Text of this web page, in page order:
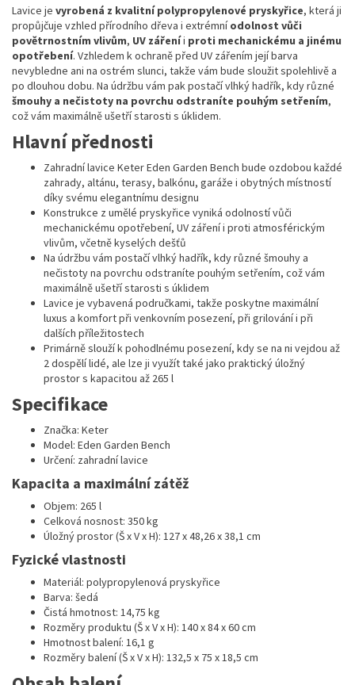
Lavice je vyrobená z kvalitní polypropylenové pryskyřice, která ji
propůjčuje vzhled přírodního dřeva i extrémníodolnost vůči
povětrnostním vlivům, UV zářeníi proti mechanickému a jinému
opotřebení. Vzhledem k ochraně před UV zářením její barva
nevybledne ani na ostrém slunci, takže vám bude sloužit spolehlivě a
po dlouhou dobu. Na údržbu vám pak postačí vlhký hadřík, kdy různé
šmouhy a nečistoty na povrchu odstraníte pouhým setřením,
což vám maximálně ušetří starosti s úklidem.
Hlavní přednosti
Zahradní lavice Keter Eden Garden Bench bude ozdobou každé
zahrady, altánu, terasy, balkónu, garáže i obytných místností
díky svému elegantnímu designu
Konstrukce z umělé pryskyřice vyniká odolností vůči
mechanickému opotřebení, UV záření i proti atmosférickým
vlivům, včetně kyselých dešťů
Na údržbu vám postačí vlhký hadřík, kdy různé šmouhy a
nečistoty na povrchu odstraníte pouhým setřením, což vám
maximálně ušetří starosti s úklidem
Lavice je vybavená područkami, takže poskytne maximální
luxus a komfort při venkovním posezení, při grilování i při
dalších příležitostech
Primárně slouží k pohodlnému posezení, kdy se na ni vejdou až
2 dospělí lidé, ale lze ji využít také jako praktický úložný
prostor s kapacitou až 265 l
Specifikace
Značka: Keter
Model: Eden Garden Bench
Určení: zahradní lavice
Kapacita a maximální zátěž
Objem: 265 l
Celková nosnost: 350 kg
Úložný prostor (Š x V x H): 127 x 48,26 x 38,1 cm
Fyzické vlastnosti
Materiál: polypropylenová pryskyřice
Barva: šedá
Čistá hmotnost: 14,75 kg
Rozměry produktu (Š x V x H): 140 x 84 x 60 cm
Hmotnost balení: 16,1 g
Rozměry balení (Š x V x H): 132,5 x 75 x 18,5 cm